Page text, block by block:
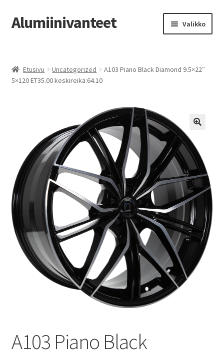
Siirry
navigointiin
Siirry
sisältöön
Alumiinivanteet Valikko
Kauppa
Vanteiden osto-opas
Auton renkaat
Yhteystiedot
Etusivu Uncategorized
A103 Piano Black Diamond 9.5×22″
5×120 ET35.00 keskireikä:64.10
A103 Piano Black